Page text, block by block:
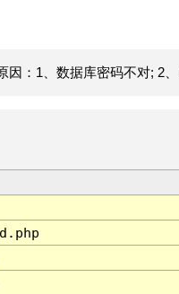
：1、数据库密码不对; 2、